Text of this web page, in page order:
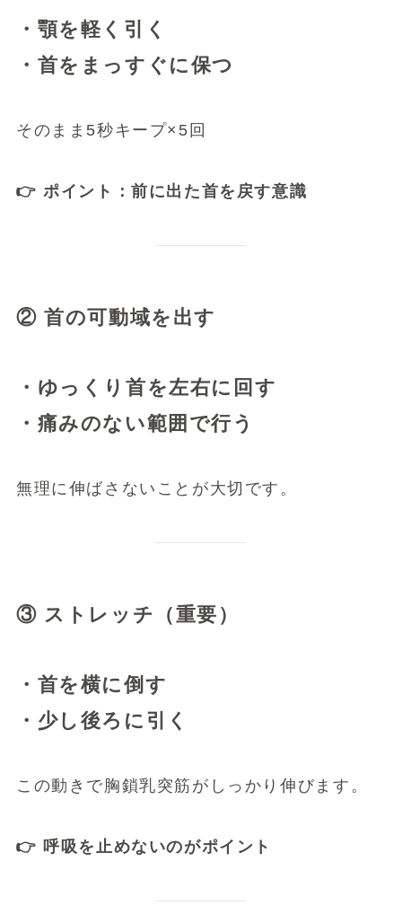
・顎を軽く引く
・首をまっすぐに保つ
そのまま5秒キープ×5回
👉 ポイント：前に出た首を戻す意識
② 首の可動域を出す
・ゆっくり首を左右に回す
・痛みのない範囲で行う
無理に伸ばさないことが大切です。
③ ストレッチ（重要）
・首を横に倒す
・少し後ろに引く
この動きで胸鎖乳突筋がしっかり伸びます。
👉 呼吸を止めないのがポイント